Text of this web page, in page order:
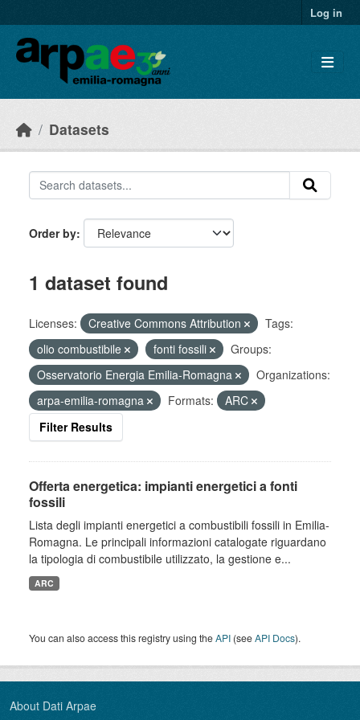
Log in
Datasets
Order by
1 dataset found
Licenses: Creative Commons Attribution
Tags:
olio combustibile
fonti fossili
Groups:
Osservatorio Energia Emilia-Romagna
Organizations:
arpa-emilia-romagna
Formats:
ARC
Filter Results
Offerta energetica: impianti energetici a fonti
fossili
Lista degli impianti energetici a combustibili fossili in Emilia-
Romagna. Le principali informazioni catalogate riguardano
la tipologia di combustibile utilizzato, la gestione e...
ARC
You can also access this registry using theAPI (seeAPI Docs).
About Dati Arpae